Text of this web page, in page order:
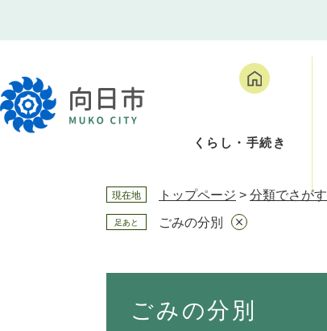
先
頭
で
を
飛
ば
くらし・手続き
現在地 トップページ > 分類でさがす
足あと ごみの分別
ごみの分別